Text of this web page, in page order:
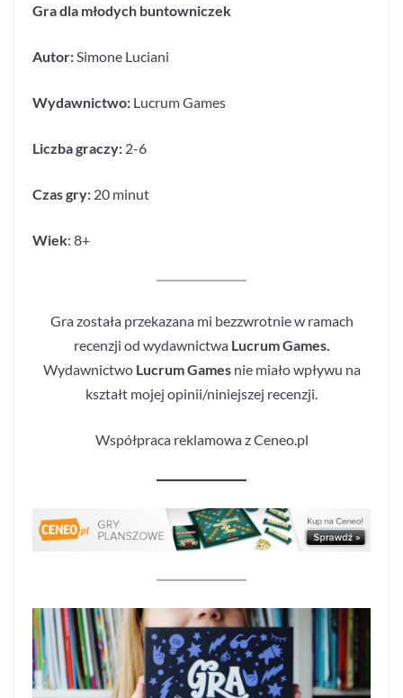
Gra dla młodych buntowniczek
Autor:Simone Luciani
Wydawnictwo: Lucrum Games
Liczba graczy: 2-6
Czas gry: 20 minut
Wiek: 8+
Gra została przekazana mi bezzwrotnie w ramach
recenzji od wydawnictwa Lucrum Games.
Wydawnictwo Lucrum Gamesnie miało wpływu na
kształt mojej opinii/niniejszej recenzji.
Współpraca reklamowa z Ceneo.pl